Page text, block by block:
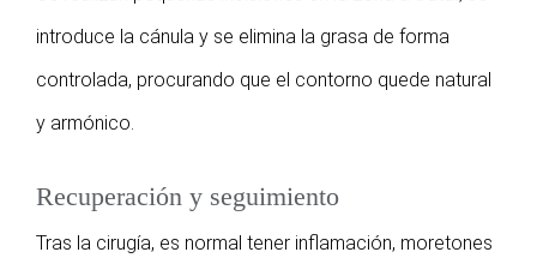
introduce la cánula y se elimina la grasa de forma
controlada, procurando que el contorno quede natural
y armónico.
Recuperación y seguimiento
Tras la cirugía, es normal tener inflamación, moretones